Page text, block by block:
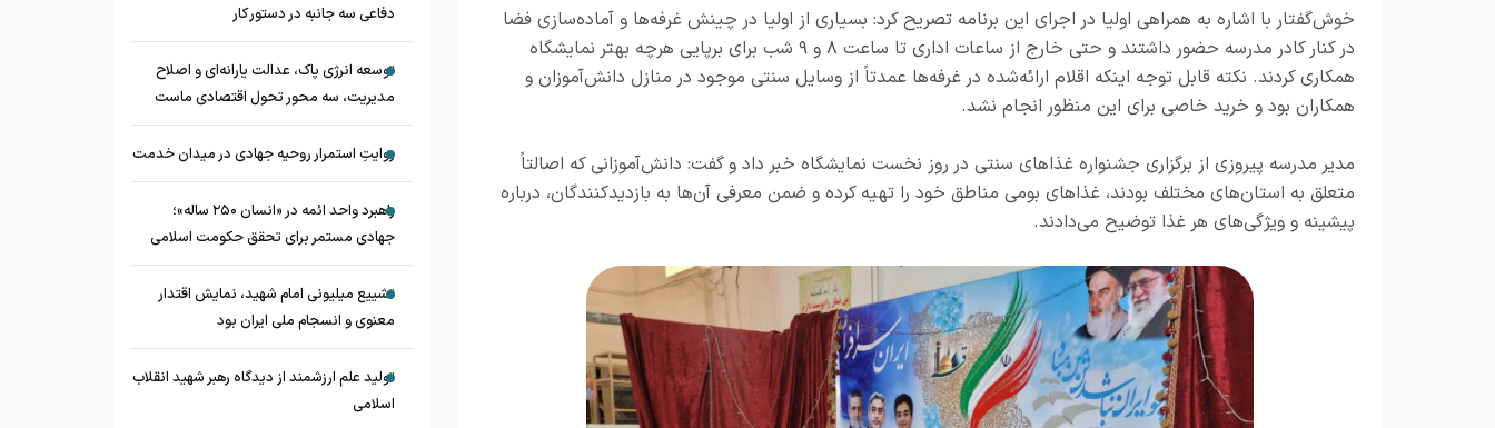
خوش‌گفتار با اشاره به همراهی اولیا در اجرای این برنامه تصریح کرد: بسیاری از اولیا در چینش غرفه‌ها و آماده‌سازی فضا
در کنار کادر مدرسه حضور داشتند و حتی خارج از ساعات اداری تا ساعت ۸ و ۹ شب برای برپایی هرچه بهتر نمایشگاه
همکاری کردند. نکته قابل توجه اینکه اقلام ارائه‌شده در غرفه‌ها عمدتاً از وسایل سنتی موجود در منازل دانش‌آموزان و
همکاران بود و خرید خاصی برای این منظور انجام نشد.
مدیر مدرسه پیروزی از برگزاری جشنواره غذاهای سنتی در روز نخست نمایشگاه خبر داد و گفت: دانش‌آموزانی که اصالتاً
متعلق به استان‌های مختلف بودند، غذاهای بومی مناطق خود را تهیه کرده و ضمن معرفی آن‌ها به بازدیدکنندگان، درباره
پیشینه و ویژگی‌های هر غذا توضیح می‌دادند.
دفاعی سه جانبه در دستور کار
توسعه انرژی پاک، عدالت یارانه‌ای و اصلاح
مدیریت، سه محور تحول اقتصادی ماست
روایتِ استمرار روحیه جهادی در میدان خدمت
راهبرد واحد ائمه در «انسان ۲۵۰ ساله»؛
جهادی مستمر برای تحقق حکومت اسلامی
تشییع میلیونی امام شهید، نمایش اقتدار
معنوی و انسجام ملی ایران بود
تولید علم ارزشمند از دیدگاه رهبر شهید انقلاب
اسلامی